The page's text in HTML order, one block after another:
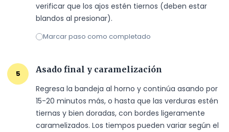
verificar que los ajos estén tiernos (deben estar
blandos al presionar).
Marcar paso como completado
5
Asado final y caramelización
Regresa la bandeja al horno y continúa asando por
15-20 minutos más, o hasta que las verduras estén
tiernas y bien doradas, con bordes ligeramente
caramelizados. Los tiempos pueden variar según el